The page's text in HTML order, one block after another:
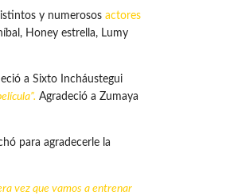
y numerosos actores
Honey estrella, Lumy
a Sixto Incháustegui
Agradeció a Zumaya
para agradecerle la
vez que vamos a entrenar